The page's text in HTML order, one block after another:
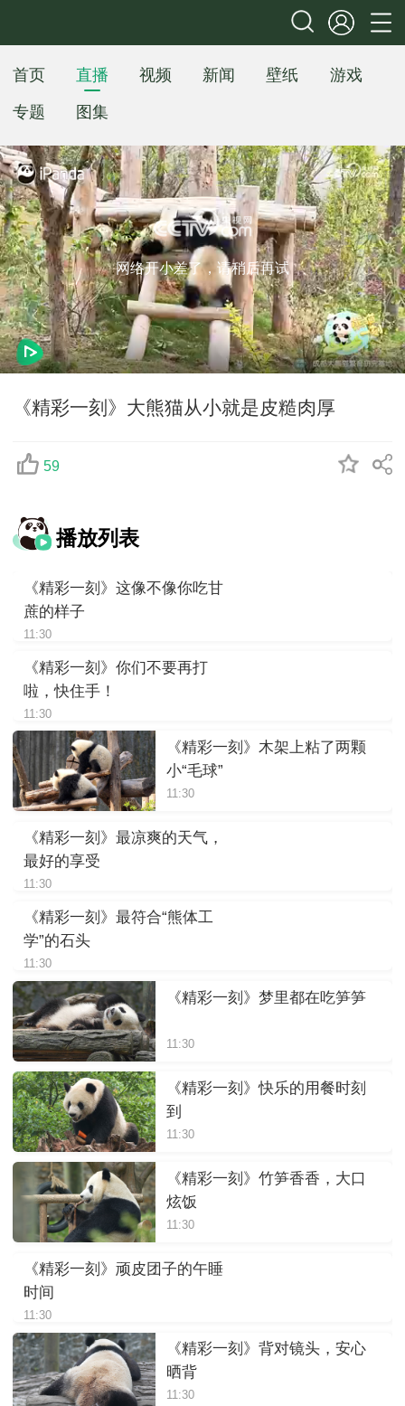
首页 直播 视频 新闻 壁纸
游戏
专题
图集
网络开小差了，请稍后再试
《精彩一刻》大熊猫从小就是皮糙肉厚
59
播放列表
《精彩一刻》这像不像你吃甘
蔗的样子
11:30
《精彩一刻》你们不要再打
啦，快住手！
11:30
《精彩一刻》木架上粘了两颗
小“毛球”
11:30
《精彩一刻》最凉爽的天气，
最好的享受
11:30
《精彩一刻》最符合“熊体工
学”的石头
11:30
《精彩一刻》梦里都在吃笋笋
11:30
《精彩一刻》快乐的用餐时刻
到
11:30
《精彩一刻》竹笋香香，大口
炫饭
11:30
《精彩一刻》顽皮团子的午睡
时间
11:30
《精彩一刻》背对镜头，安心
晒背
11:30